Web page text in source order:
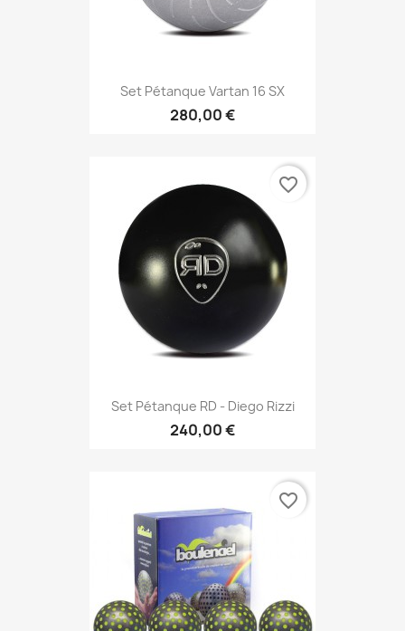
Set Pétanque Vartan 16 SX
280,00 €
Set Pétanque RD - Diego Rizzi
240,00 €
favorite_border
favorite_border